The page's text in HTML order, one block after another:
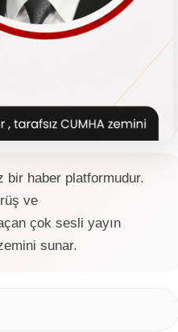
bir haber platformudur.
ve
çok sesli yayın
sunar.